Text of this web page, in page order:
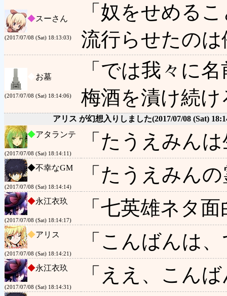
◆スーさん
(2017/07/08 (Sat) 18:13:03)
「奴をせめる
流行らせたの
お墓
(2017/07/08 (Sat) 18:14:06)
「では我々に
梅酒を漬け続
アリス が幻想入りしました(2017/07/08 (Sat)
◆アタランテ
(2017/07/08 (Sat) 18:14:11)
「たうえみん
◆不幸なGM
(2017/07/08 (Sat) 18:14:14)
「たうえみん
◆永江衣玖
(2017/07/08 (Sat) 18:14:17)
「七英雄ネタ
◆アリス
(2017/07/08 (Sat) 18:14:21)
「こんばんは
◆永江衣玖
(2017/07/08 (Sat) 18:14:31)
「ええ、こん